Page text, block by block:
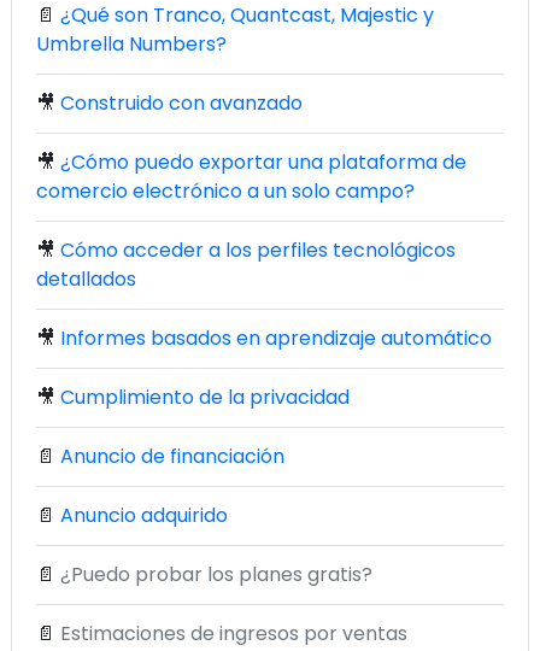
📄 ¿Qué son Tranco, Quantcast, Majestic y
Umbrella Numbers?
🎥 Construido con avanzado
🎥 ¿Cómo puedo exportar una plataforma de
comercio electrónico a un solo campo?
🎥 Cómo acceder a los perfiles tecnológicos
detallados
🎥 Informes basados en aprendizaje automático
🎥 Cumplimiento de la privacidad
📄 Anuncio de financiación
📄 Anuncio adquirido
📄 ¿Puedo probar los planes gratis?
📄 Estimaciones de ingresos por ventas